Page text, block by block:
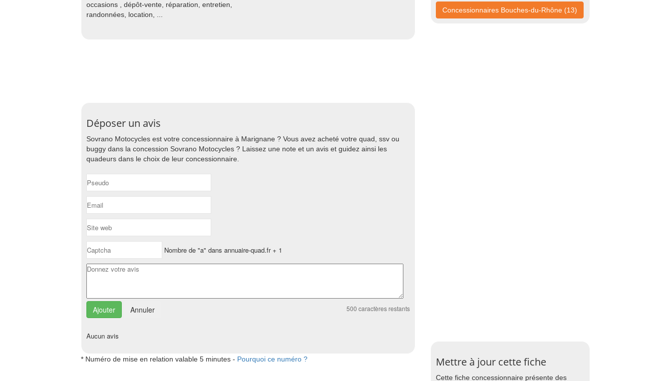
occasions , dépôt-vente, réparation, entretien,
randonnées, location, ...
Déposer un avis
Sovrano Motocycles est votre concessionnaire à Marignane ? Vous avez acheté votre quad, ssv ou
buggy dans la concession Sovrano Motocycles ? Laissez une note et un avis et guidez ainsi les
quadeurs dans le choix de leur concessionnaire.
Nombre de "a" dans annuaire-quad.fr + 1
Annuler 500 caractères restants
Aucun avis
* Numéro de mise en relation valable 5 minutes - Pourquoi ce numéro ?
Concessionnaires Bouches-du-Rhône (13)
Mettre à jour cette fiche
Cette fiche concessionnaire présente des